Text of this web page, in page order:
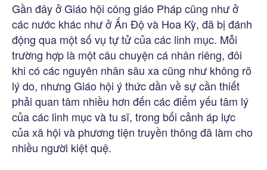
Gần đây ở Giáo hội công giáo Pháp cũng như ở
các nước khác như ở Ấn Độ và Hoa Kỳ, đã bị đánh
động qua một số vụ tự tử của các linh mục. Mỗi
trường hợp là một câu chuyện cá nhân riêng, đôi
khi có các nguyên nhân sâu xa cũng như không rõ
lý do, nhưng Giáo hội ý thức dần về sự cần thiết
phải quan tâm nhiều hơn đến các điểm yếu tâm lý
của các linh mục và tu sĩ, trong bối cảnh áp lực
của xã hội và phương tiện truyền thông đã làm cho
nhiều người kiệt quệ.